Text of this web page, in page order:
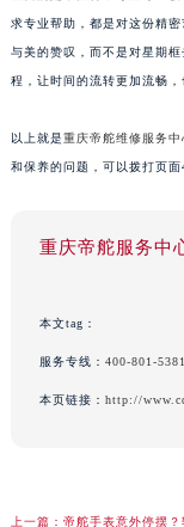
求专业帮助，都是对这份精
与美的赞叹，而不是对星期
程，让时间的流转更加流畅
以上就是重庆帝舵维修服务中
和保养的问题，可以拨打页
重庆帝舵服务中
本文tag：
服务专线： 400-801-5381
本页链接： http://
上一篇： 帝舵手表意外停摆